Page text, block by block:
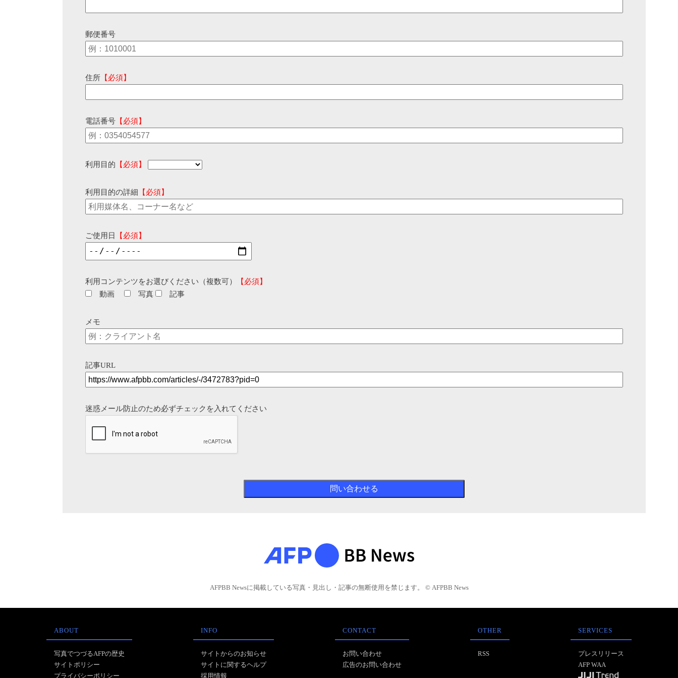
郵便番号
住所 【必須】
電話番号 【必須】
利用目的 【必須】
利用目的の詳細 【必須】
ご使用日 【必須】
利用コンテンツをお選びください（複数可）
【必須】
動画
写真 記事
メモ
記事URL
迷惑メール防止のため必ずチェックを入れてください
AFPBB Newsに掲載している写真・見出し・記事の無断使用を禁じます。 © AFPBB News
ABOUT
写真でつづるAFPの歴史
サイトポリシー
プライバシーポリシー
INFO
サイトからのお知らせ
サイトに関するヘルプ
採用情報
CONTACT
お問い合わせ
広告のお問い合わせ
OTHER
RSS
SERVICES
プレスリリース
AFP WAA